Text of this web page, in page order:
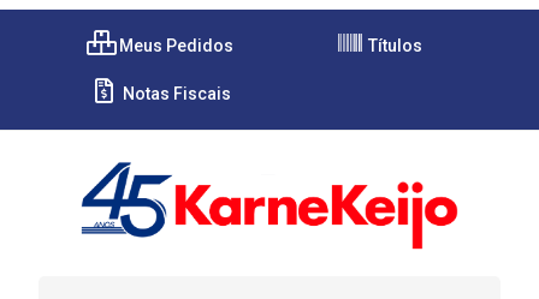
Meus Pedidos Títulos
Notas Fiscais